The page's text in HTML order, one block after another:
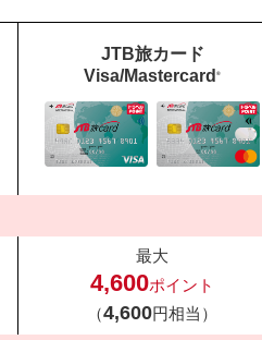
JTB旅カード
Visa/Mastercard ®
最大
4,600ポイント
（4,600円相当）